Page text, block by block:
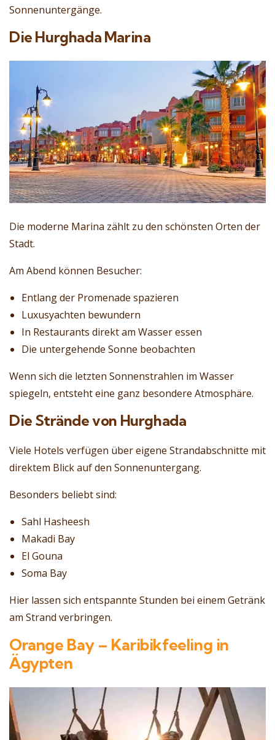
Sonnenuntergänge.
Die Hurghada Marina
Die moderne Marina zählt zu den schönsten Orten der
Stadt.
Am Abend können Besucher:
Entlang der Promenade spazieren
Luxusyachten bewundern
In Restaurants direkt am Wasser essen
Die untergehende Sonne beobachten
Wenn sich die letzten Sonnenstrahlen im Wasser
spiegeln, entsteht eine ganz besondere Atmosphäre.
Die Strände von Hurghada
Viele Hotels verfügen über eigene Strandabschnitte mit
direktem Blick auf den Sonnenuntergang.
Besonders beliebt sind:
Sahl Hasheesh
Makadi Bay
El Gouna
Soma Bay
Hier lassen sich entspannte Stunden bei einem Getränk
am Strand verbringen.
Orange Bay – Karibikfeeling in
Ägypten